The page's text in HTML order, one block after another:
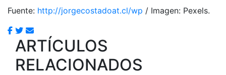
Fuente: http://jorgecostadoat.cl/wp / Imagen: Pexels.
ARTÍCULOS
RELACIONADOS